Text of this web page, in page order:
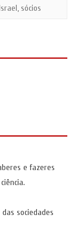
, sócios
e fazeres
sociedades